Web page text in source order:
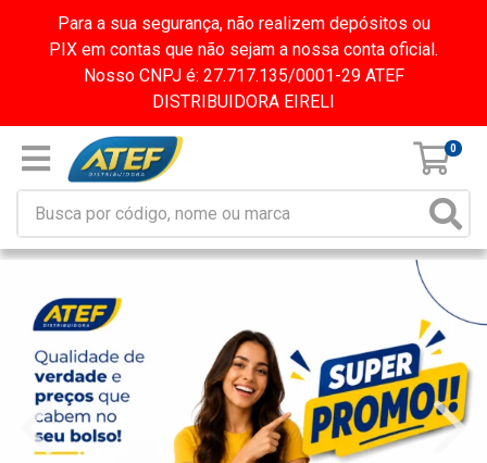
Para a sua segurança, não realizem depósitos ou
PIX em contas que não sejam a nossa conta oficial.
Nosso CNPJ é: 27.717.135/0001-29 ATEF
DISTRIBUIDORA EIRELI
0